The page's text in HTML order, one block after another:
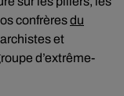
confrèresdu
et
d’extrême-